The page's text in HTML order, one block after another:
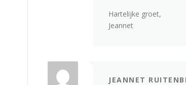
Hartelijke groet,
Jeannet
JEANNET